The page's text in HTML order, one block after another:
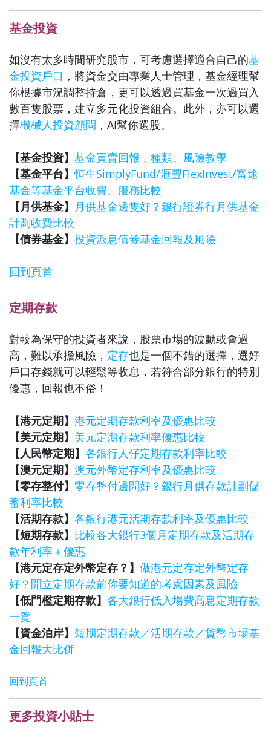
基金投資
如沒有太多時間研究股市，可考慮選擇適合自己的基
金投資戶口 ，將資金交由專業人士管理，基金經理幫
你根據市況調整持倉，更可以透過買基金一次過買入
數百隻股票，建立多元化投資組合。此外，亦可以選
擇機械人投資顧問 ，AI幫你選股。
【基金投資】 基金買賣回報﹑種類、風險教學
【基金平台】恒生SimplyFund/滙豐FlexInvest/富途
基金等基金平台收費、服務比較
【月供基金】 月供基金邊隻好？銀行證券行月供基金
計劃收費比較
【債券基金】 投資派息債券基金回報及風險
回到頁首
定期存款
對較為保守的投資者來說，股票市場的波動或會過
高，難以承擔風險， 定存也是一個不錯的選擇，選好
戶口存錢就可以輕鬆等收息，若符合部分銀行的特別
優惠，回報也不俗！
【港元定期】 港元定期存款利率及優惠比較
【美元定期】 美元定期存款利率優惠比較
【人民幣定期】 各銀行人仔定期存款利率比較
【澳元定期】 澳元外幣定存利率及優惠比較
【零存整付】 零存整付邊間好？銀行月供存款計劃儲
蓄利率比較
【活期存款】 各銀行港元活期存款利率及優惠比較
【短期存款】 比較各大銀行3個月定期存款及活期存
款年利率＋優惠
【港元定存定外幣定存？】 做港元定存定外幣定存
好？開立定期存款前你要知道的考慮因素及風險
【低門檻定期存款】 各大銀行低入場費高息定期存款
一覽
【資金泊岸】 短期定期存款／活期存款／貨幣市場基
金回報大比併
回到頁首
更多投資小貼士